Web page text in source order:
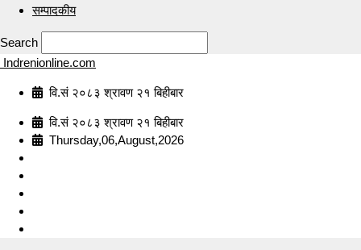
सम्पादकीय
Search
Indrenionline.com
वि.सं २०८३ श्रावण २१ बिहीबार
वि.सं २०८३ श्रावण २१ बिहीबार
Thursday,06,August,2026